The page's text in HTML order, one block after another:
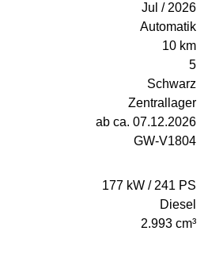
Jul / 2026
Automatik
10 km
5
Schwarz
Zentrallager
ab ca. 07.12.2026
GW-V1804
177 kW / 241 PS
Diesel
2.993 cm³